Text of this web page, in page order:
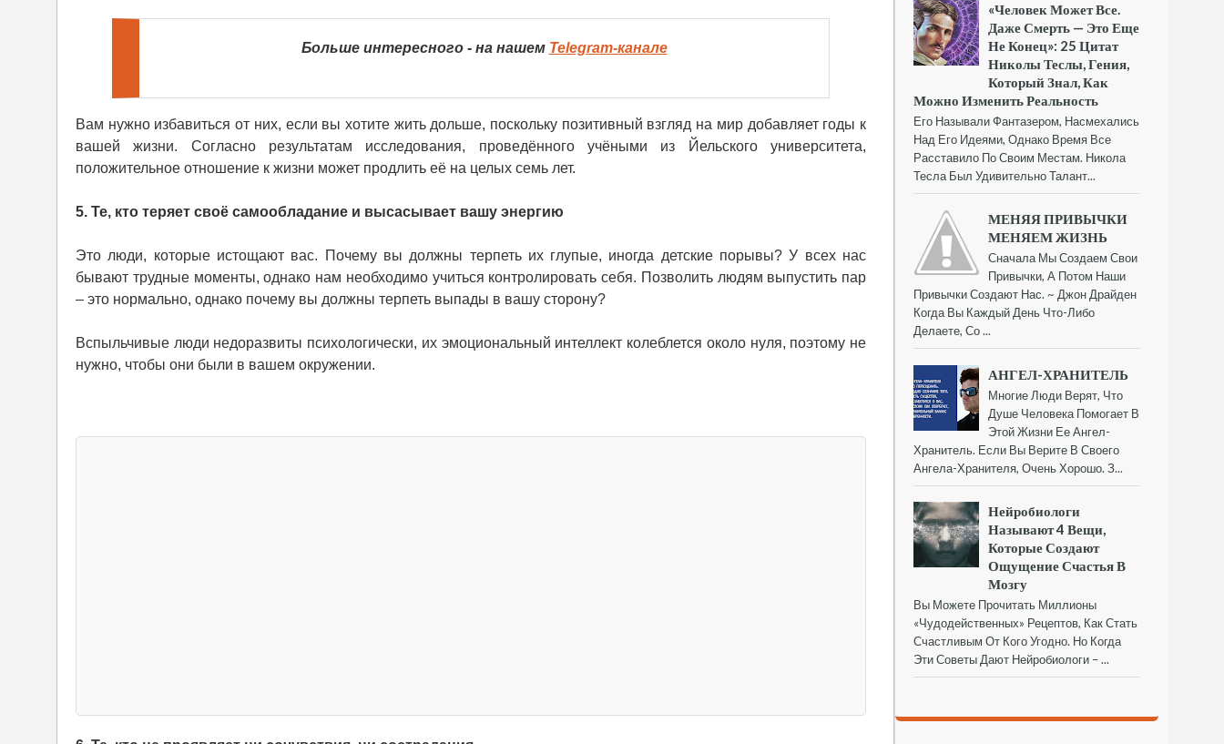
Больше интересного - на нашем Telegram-канале
Вам нужно избавиться от них, если вы хотите жить дольше, поскольку позитивный взгляд на мир добавляет годы к
вашей жизни. Согласно результатам исследования, проведённого учёными из Йельского университета,
положительное отношение к жизни может продлить её на целых семь лет.
5. Те, кто теряет своё самообладание и высасывает вашу энергию
Это люди, которые истощают вас. Почему вы должны терпеть их глупые, иногда детские порывы? У всех нас
бывают трудные моменты, однако нам необходимо учиться контролировать себя. Позволить людям выпустить пар
– это нормально, однако почему вы должны терпеть выпады в вашу сторону?
Вспыльчивые люди недоразвиты психологически, их эмоциональный интеллект колеблется около нуля, поэтому не
нужно, чтобы они были в вашем окружении.
«Человек Может Все.
Даже Смерть — Это Еще
Не Конец»: 25 Цитат
Николы Теслы, Гения,
Который Знал, Как
Можно Изменить Реальность
Его Называли Фантазером, Насмехались
Над Его Идеями, Однако Время Все
Расставило По Своим Местам. Никола
Тесла Был Удивительно Талант...
МЕНЯЯ ПРИВЫЧКИ
МЕНЯЕМ ЖИЗНЬ
Сначала Мы Создаем Свои
Привычки, А Потом Наши
Привычки Создают Нас. ~ Джон Драйден
Когда Вы Каждый День Что-Либо
Делаете, Со ...
АНГЕЛ-ХРАНИТЕЛЬ
Многие Люди Верят, Что
Душе Человека Помогает В
Этой Жизни Ее Ангел-
Хранитель. Если Вы Верите В Своего
Ангела-Хранителя, Очень Хорошо. З...
Нейробиологи
Называют 4 Вещи,
Которые Создают
Ощущение Счастья В
Мозгу
Вы Можете Прочитать Миллионы
«чудодейственных» Рецептов, Как Стать
Счастливым От Кого Угодно. Но Когда
Эти Советы Дают Нейробиологи – ...